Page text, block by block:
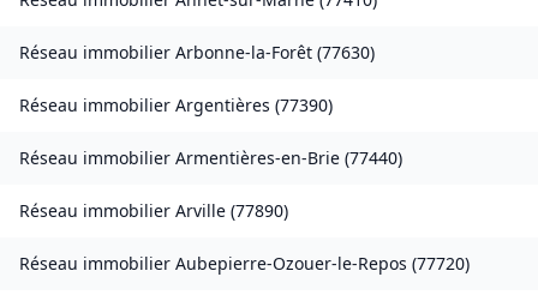
Réseau immobilier Arbonne-la-Forêt (77630)
Réseau immobilier Argentières (77390)
Réseau immobilier Armentières-en-Brie (77440)
Réseau immobilier Arville (77890)
Réseau immobilier Aubepierre-Ozouer-le-Repos (77720)